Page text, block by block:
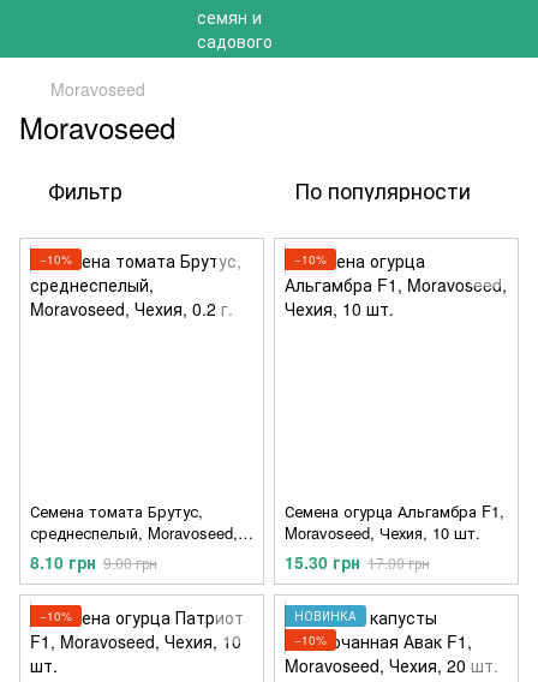
Moravoseed
Moravoseed
Фильтр По популярности
−10%
Семена томата Брутус,
среднеспелый, Moravoseed,
Чехия, 0.2 г.
8.10 грн 9.00 грн
−10%
Семена огурца Альгамбра F1,
Moravoseed, Чехия, 10 шт.
15.30 грн 17.00 грн
−10%
НОВИНКА
−10%